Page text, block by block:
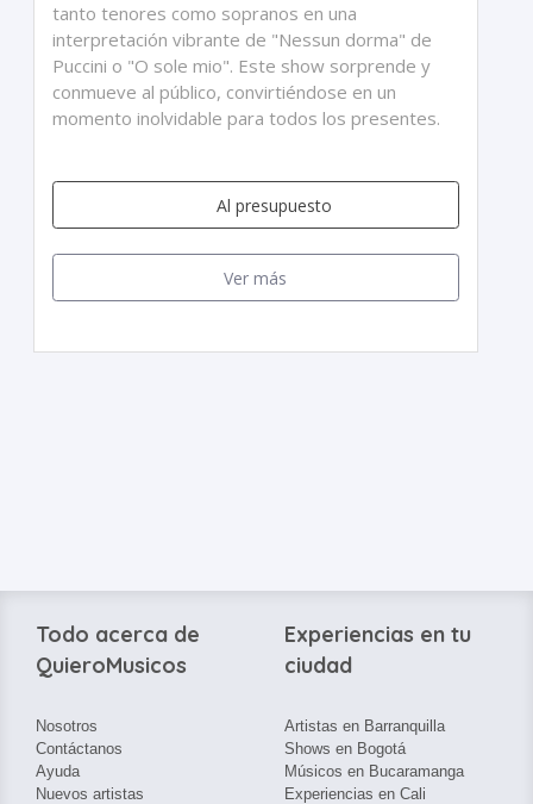
tanto tenores como sopranos en una
interpretación vibrante de "Nessun dorma" de
Puccini o "O sole mio". Este show sorprende y
conmueve al público, convirtiéndose en un
momento inolvidable para todos los presentes.
Al presupuesto
Ver más
Todo acerca de
QuieroMusicos
Nosotros
Contáctanos
Ayuda
Nuevos artistas
Experiencias en tu
ciudad
Artistas en Barranquilla
Shows en Bogotá
Músicos en Bucaramanga
Experiencias en Cali